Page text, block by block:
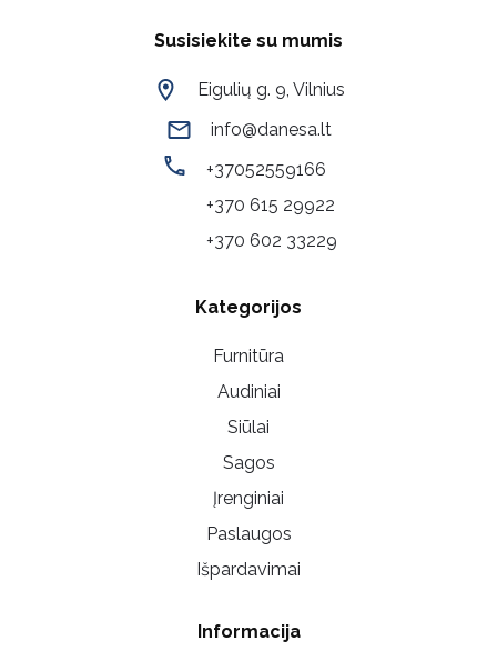
Susisiekite su mumis
Eigulių g. 9, Vilnius
info@danesa.lt
+37052559166
+370 615 29922
+370 602 33229
Kategorijos
Furnitūra
Audiniai
Siūlai
Sagos
Įrenginiai
Paslaugos
Išpardavimai
Informacija